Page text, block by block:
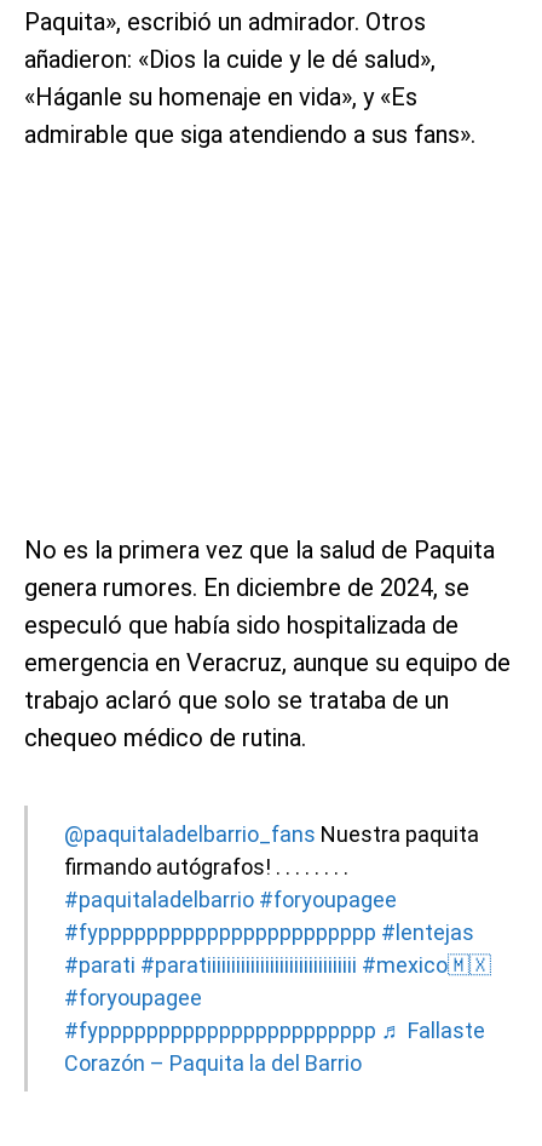
Paquita», escribió un admirador. Otros
añadieron: «Dios la cuide y le dé salud»,
«Háganle su homenaje en vida», y «Es
admirable que siga atendiendo a sus fans».
No es la primera vez que la salud de Paquita
genera rumores. En diciembre de 2024, se
especuló que había sido hospitalizada de
emergencia en Veracruz, aunque su equipo de
trabajo aclaró que solo se trataba de un
chequeo médico de rutina.
@paquitaladelbarrio_fans Nuestra paquita
firmando autógrafos! . . . . . . . .
#paquitaladelbarrio #foryoupagee
#fyppppppppppppppppppppppp #lentejas
#parati #paratiiiiiiiiiiiiiiiiiiiiiiiiiiiiiii #mexico🇲🇽
#foryoupagee
#fyppppppppppppppppppppppp ♬ Fallaste
Corazón – Paquita la del Barrio